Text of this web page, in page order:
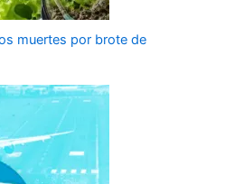
muertes por brote de